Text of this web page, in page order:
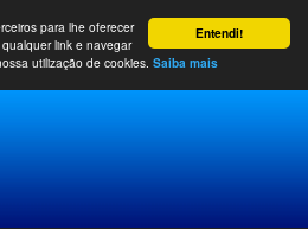
Entendi!
para lhe oferecer
link e navegar
utilização de cookies. Saiba mais